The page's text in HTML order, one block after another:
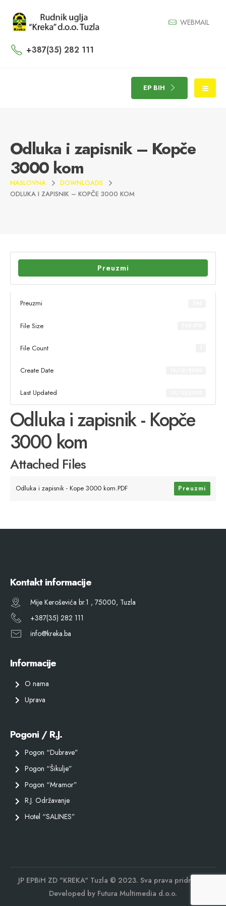
WEBMAIL
+387(35) 282 111
EP BIH
Odluka i zapisnik – Kopče
3000 kom
NASLOVNA
DOWNLOADS
ODLUKA I ZAPISNIK – KOPČE 3000 KOM
Preuzmi
Preuzmi
File Size
File Count
Create Date
Last Updated
Odluka i zapisnik - Kopče
3000 kom
Attached Files
Odluka i zapisnik - Kope 3000 kom.PDF Preuzmi
Kontakt informacije
Mije Keroševića br.1 , 75000, Tuzla
+387(35) 282 111
info@kreka.ba
Informacije
O nama
Uprava
Pogoni / R.J.
Pogon “Dubrave”
Pogon “Šikulje”
Pogon “Mramor”
R.J. Održavanje
Hotel “SALINES”
JP EPBiH ZD "KREKA" Tuzla © 2023. Sva prava pridržana.
Developed by Futura Multimedia d.o.o.